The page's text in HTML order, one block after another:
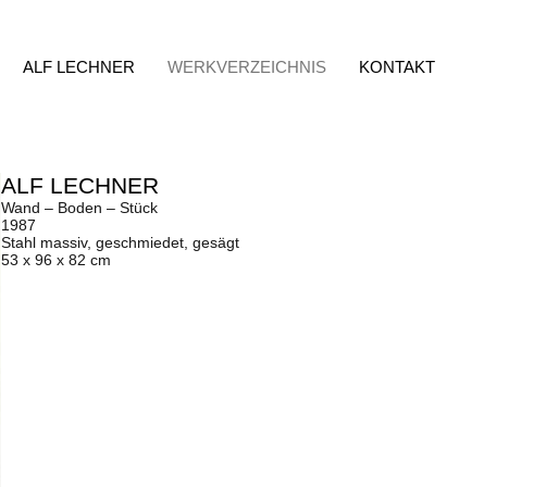
ALF LECHNER WERKVERZEICHNIS KONTAKT
ALF LECHNER
Wand – Boden – Stück
1987
Stahl massiv, geschmiedet, gesägt
53 x 96 x 82 cm